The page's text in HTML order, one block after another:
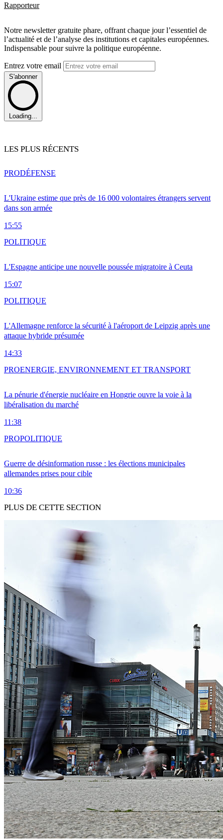
Rapporteur
Notre newsletter gratuite phare, offrant chaque jour l’essentiel de
l’actualité et de l’analyse des institutions et capitales européennes.
Indispensable pour suivre la politique européenne.
Entrez votre email
S'abonner
Loading...
LES PLUS RÉCENTS
L'Ukraine estime que près de 16 000 volontaires étrangers servent
dans son armée
15:55
PRODÉFENSE
L'Espagne anticipe une nouvelle poussée migratoire à Ceuta
15:07
POLITIQUE
L'Allemagne renforce la sécurité à l'aéroport de Leipzig après une
attaque hybride présumée
14:33
POLITIQUE
La pénurie d'énergie nucléaire en Hongrie ouvre la voie à la
libéralisation du marché
11:38
PROENERGIE, ENVIRONNEMENT ET TRANSPORT
Guerre de désinformation russe : les élections municipales
allemandes prises pour cible
10:36
PROPOLITIQUE
PLUS DE CETTE SECTION